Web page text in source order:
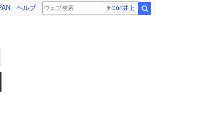
ヘルプ bon井上